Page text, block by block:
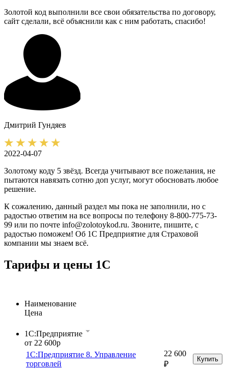
Золотой код выполнили все свои обязательства по договору,
сайт сделали, всё объяснили как с ним работать, спасибо!
Дмитрий Гундяев
2022-04-07
Золотому коду 5 звёзд. Всегда учитывают все пожелания, не
пытаются навязать сотню доп услуг, могут обосновать любое
решение.
К сожалению, данный раздел мы пока не заполнили, но с
радостью ответим на все вопросы по телефону 8-800-775-73-
99 или по почте info@zolotoykod.ru. Звоните, пишите, с
радостью поможем! Об 1С Предприятие для Страховой
компании мы знаем всё.
Тарифы и цены 1С
Наименование
Цена
1C:Предприятие
от 22 600р
1С:Предприятие 8. Управление
торговлей
22 600
₽
Купить